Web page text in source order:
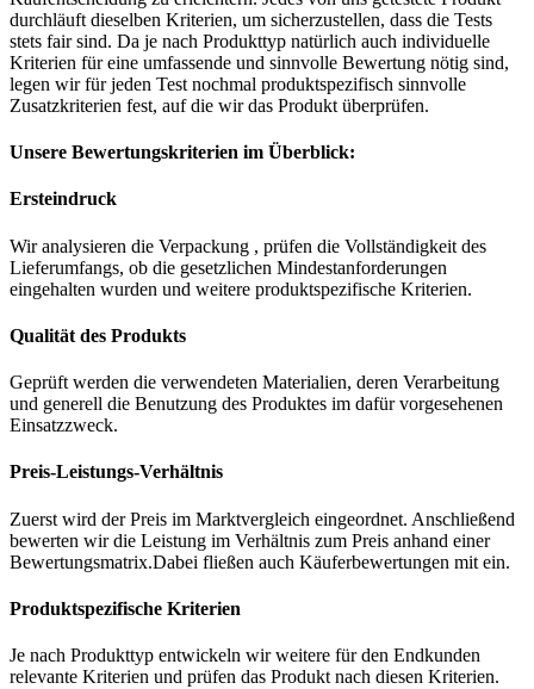
durchläuft dieselben Kriterien, um sicherzustellen, dass die Tests
stets fair sind. Da je nach Produkttyp natürlich auch individuelle
Kriterien für eine umfassende und sinnvolle Bewertung nötig sind,
legen wir für jeden Test nochmal produktspezifisch sinnvolle
Zusatzkriterien fest, auf die wir das Produkt überprüfen.
Unsere Bewertungskriterien im Überblick:
Ersteindruck
Wir analysieren die Verpackung , prüfen die Vollständigkeit des
Lieferumfangs, ob die gesetzlichen Mindestanforderungen
eingehalten wurden und weitere produktspezifische Kriterien.
Qualität des Produkts
Geprüft werden die verwendeten Materialien, deren Verarbeitung
und generell die Benutzung des Produktes im dafür vorgesehenen
Einsatzzweck.
Preis-Leistungs-Verhältnis
Zuerst wird der Preis im Marktvergleich eingeordnet. Anschließend
bewerten wir die Leistung im Verhältnis zum Preis anhand einer
Bewertungsmatrix.Dabei fließen auch Käuferbewertungen mit ein.
Produktspezifische Kriterien
Je nach Produkttyp entwickeln wir weitere für den Endkunden
relevante Kriterien und prüfen das Produkt nach diesen Kriterien.